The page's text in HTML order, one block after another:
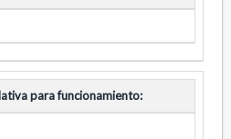
para funcionamiento: